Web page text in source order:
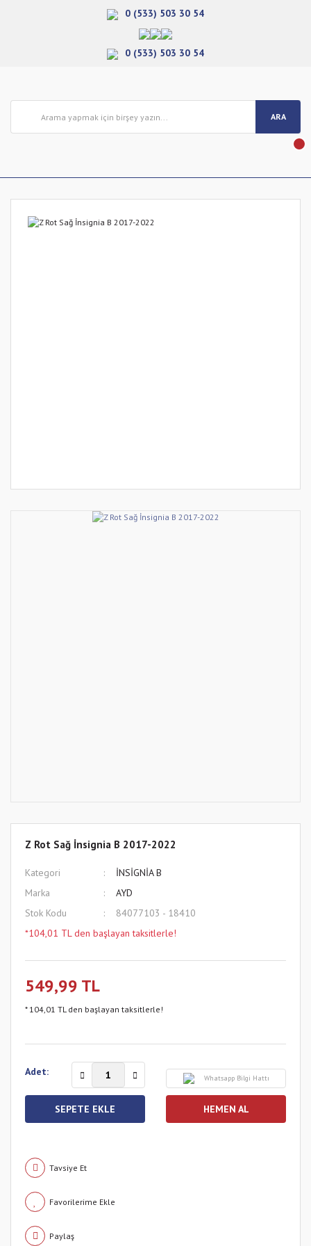
0 (533) 503 30 54
0 (533) 503 30 54
ARA
Z Rot Sağ İnsignia B 2017-2022
Kategori
İNSİGNİA B
Marka
AYD
Stok Kodu
84077103 - 18410
*104,01 TL den başlayan taksitlerle!
549,99 TL
* 104,01 TL den başlayan taksitlerle!
Adet:
Whatsapp Bilgi Hattı
SEPETE EKLE HEMEN AL
Tavsiye Et
Paylaş